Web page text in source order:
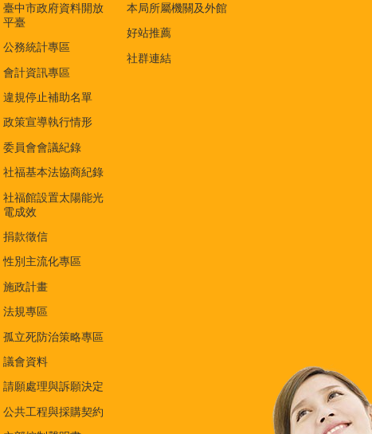
臺中市政府資料開放
平臺
公務統計專區
會計資訊專區
違規停止補助名單
政策宣導執行情形
委員會會議紀錄
社福基本法協商紀錄
社福館設置太陽能光
電成效
捐款徵信
性別主流化專區
施政計畫
法規專區
孤立死防治策略專區
議會資料
請願處理與訴願決定
公共工程與採購契約
本局所屬機關及外館
好站推薦
社群連結